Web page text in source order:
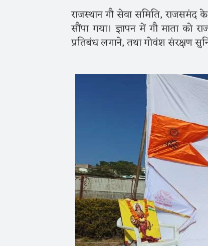
राजस्थान गौ सेवा समिति, राजसमंद
सौंपा गया। ज्ञापन में गौ माता को
प्रतिबंध लगाने, तथा गोवंश संरक्षण